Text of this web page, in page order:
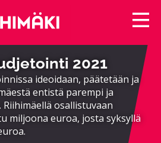
2021
ideoidaan, päätetään ja
entistä parempi ja
osallistuvaan
miljoona euroa, josta syksyllä